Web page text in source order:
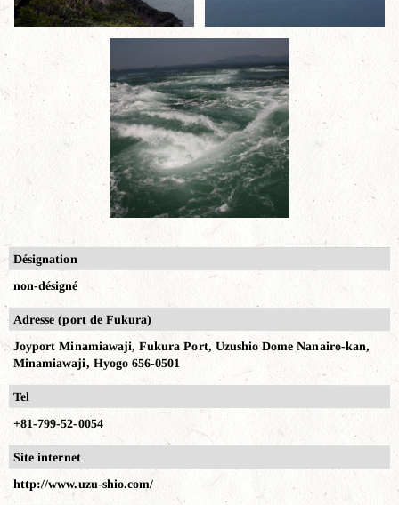
Désignation
non-désigné
Adresse (port de Fukura)
Joyport Minamiawaji, Fukura Port, Uzushio Dome Nanairo-kan,
Minamiawaji, Hyogo 656-0501
Tel
+81-799-52-0054
Site internet
http://www.uzu-shio.com/